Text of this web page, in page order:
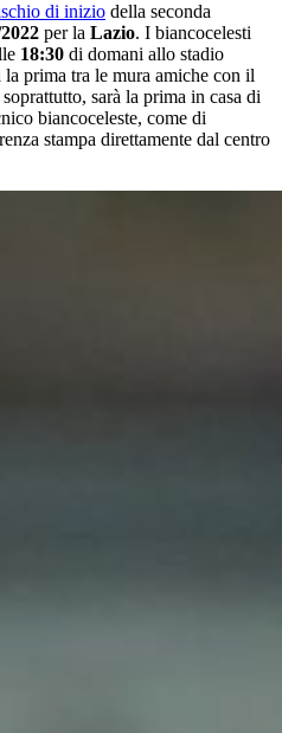
di inizio della seconda
per la Lazio. I biancocelesti
18:30 di domani allo stadio
la prima tra le mura amiche con il
soprattutto, sarà la prima in casa di
biancoceleste, come di
stampa direttamente dal centro